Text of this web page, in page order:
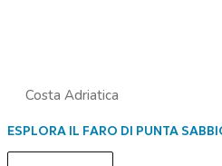
Costa Adriatica
ESPLORA IL FARO DI PUNTA